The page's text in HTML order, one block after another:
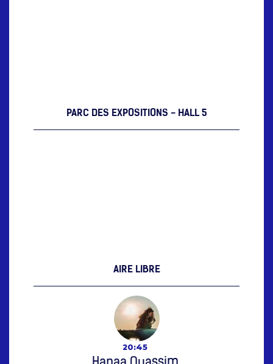
PARC DES EXPOSITIONS - HALL 5
AIRE LIBRE
20:45